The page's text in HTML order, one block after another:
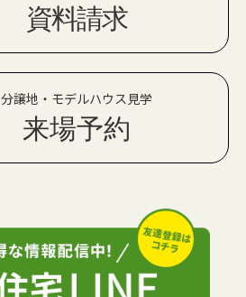
資料請求
分譲地・モデルハウス見学
来場予約